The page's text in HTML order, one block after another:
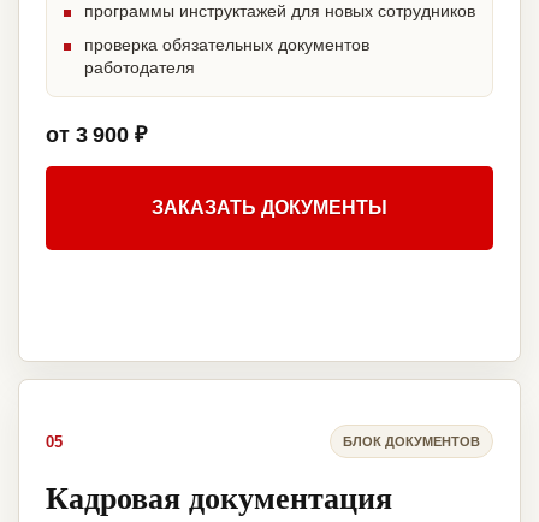
программы инструктажей для новых сотрудников
проверка обязательных документов
работодателя
от 3 900 ₽
ЗАКАЗАТЬ ДОКУМЕНТЫ
05 БЛОК ДОКУМЕНТОВ
Кадровая документация